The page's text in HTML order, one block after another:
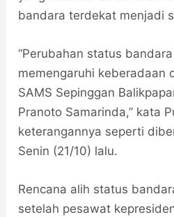
bandara terdekat menjadi
“Perubahan status
memengaruhi keberadaan
SAMS Sepinggan
Pranoto Samarinda,” kata
keterangannya seperti
Senin (21/10) lalu.
Rencana alih status
setelah pesawat